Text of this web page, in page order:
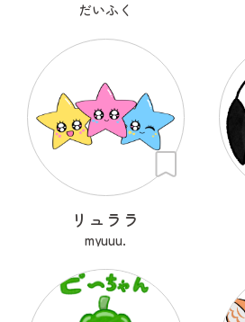
だいふく
リュララ
myuuu.